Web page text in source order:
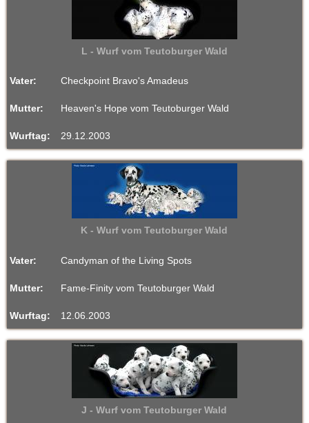
L - Wurf vom Teutoburger Wald
Vater: Checkpoint Bravo's Amadeus
Mutter: Heaven's Hope vom Teutoburger Wald
Wurftag: 29.12.2003
K - Wurf vom Teutoburger Wald
Vater: Candyman of the Living Spots
Mutter: Fame-Finity vom Teutoburger Wald
Wurftag: 12.06.2003
J - Wurf vom Teutoburger Wald